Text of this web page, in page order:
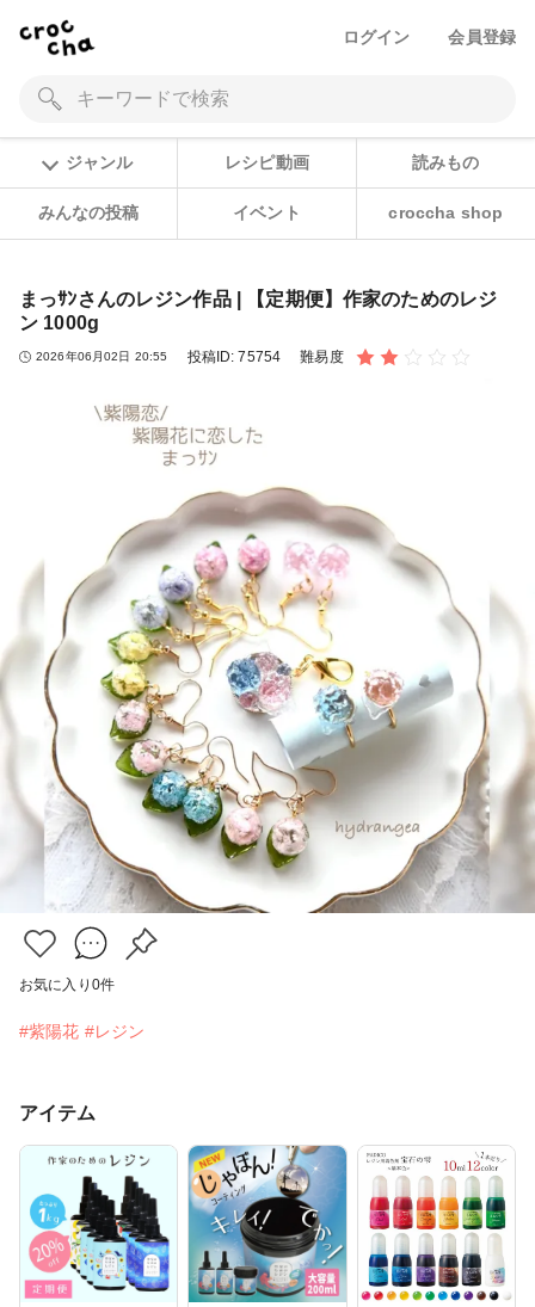
ログイン 会員登録
ジャンル レシピ動画 読みもの
みんなの投稿 イベント croccha shop
まっｻﾝさんのレジン作品 | 【定期便】作家のためのレジ
ン 1000g
2026年06月02日 20:55 投稿ID:75754 難易度
お気に入り 0件
#紫陽花 #レジン
アイテム